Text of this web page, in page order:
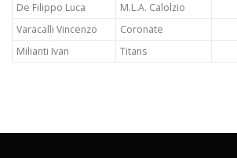
De Filippo Luca
M.L.A. Calolzio
Varacalli Vincenzo
Coronate
Milianti Ivan
Titans